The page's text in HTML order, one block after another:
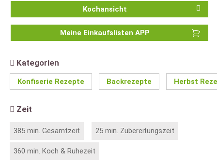
Kochansicht
Meine Einkaufslisten APP
Kategorien
Konfiserie Rezepte Backrezepte Herbst
Zeit
385 min. Gesamtzeit 25 min. Zubereitungszeit
360 min. Koch & Ruhezeit